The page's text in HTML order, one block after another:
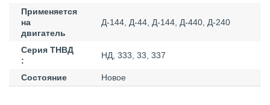
Применяется
на
двигатель
Д-144, Д-44, Д-144, Д-440, Д-240
Серия ТНВД
:
НД, 333, 33, 337
Состояние Новое